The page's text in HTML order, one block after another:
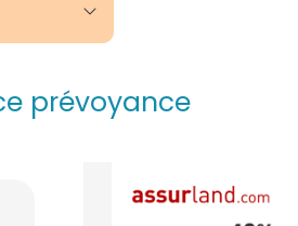
prévoyance